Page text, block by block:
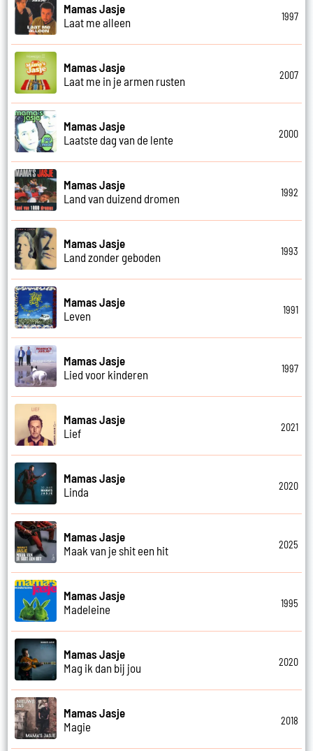
Mamas Jasje
Laat me alleen
1997
Mamas Jasje
Laat me in je armen rusten
2007
Mamas Jasje
Laatste dag van de lente
2000
Mamas Jasje
Land van duizend dromen
1992
Mamas Jasje
Land zonder geboden
1993
Mamas Jasje
Leven
1991
Mamas Jasje
Lied voor kinderen
1997
Mamas Jasje
Lief
2021
Mamas Jasje
Linda
2020
Mamas Jasje
Maak van je shit een hit
2025
Mamas Jasje
Madeleine
1995
Mamas Jasje
Mag ik dan bij jou
2020
Mamas Jasje
Magie
2018